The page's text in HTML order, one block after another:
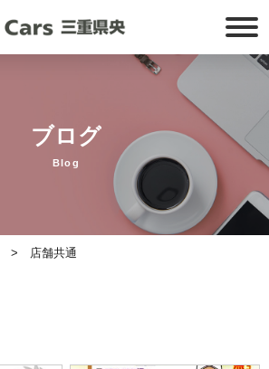
ブログ
Blog
店舗共通